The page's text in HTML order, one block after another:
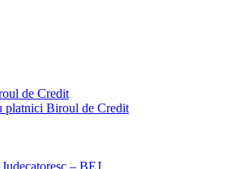
de Credit
platnici Biroul de Credit
– BEJ